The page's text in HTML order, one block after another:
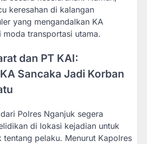
keresahan di kalangan
yang mengandalkan KA
moda transportasi utama.
dan PT KAI:
Sancaka Jadi Korban
Polres Nganjuk segera
di lokasi kejadian untuk
tentang pelaku. Menurut Kapolres